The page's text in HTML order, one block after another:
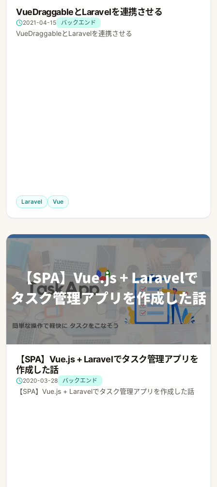
VueDraggableとLaravelを連携させる
2021-04-15 バックエンド
VueDraggableとLaravelを連携させる
Laravel Vue
【SPA】Vue.js + Laravelでタスク管理アプリを
作成した話
2020-03-28 バックエンド
【SPA】Vue.js + Laravelでタスク管理アプリを作成した話